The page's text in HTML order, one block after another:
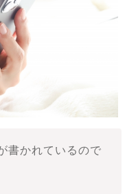
書かれているので